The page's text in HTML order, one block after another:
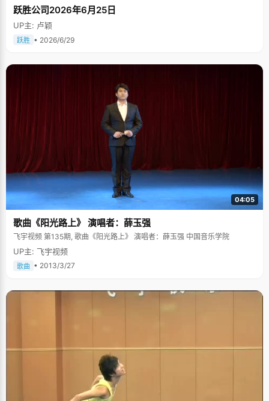
跃胜公司2026年6月25日
UP主: 卢颖
跃胜 • 2026/6/29
04:05
歌曲《阳光路上》 演唱者：薛玉强
飞宇视频 第135期, 歌曲《阳光路上》 演唱者：薛玉强 中国音乐学院
UP主: 飞宇视频
歌曲 • 2013/3/27